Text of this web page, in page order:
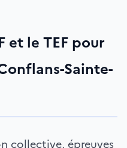
et le TEF pour
Sainte-
collective, épreuves